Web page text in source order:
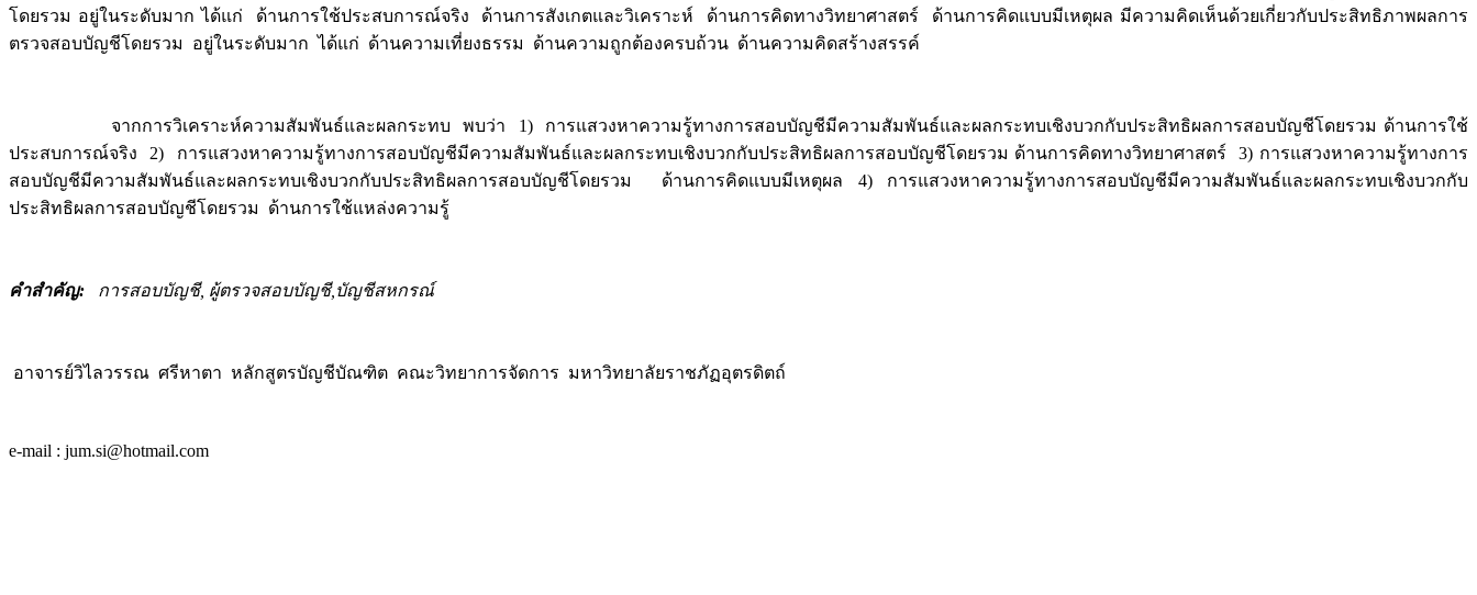
โดยรวม อยู่ในระดับมาก ได้แก่ ด้านการใช้ประสบการณ์จริง ด้านการสังเกตและวิเคราะห์ ด้านการคิดทางวิทยาศาสตร์ ด้านการคิดแบบมีเหตุผล มีความคิดเห็นด้วยเกี่ยวกับประสิทธิภาพผลการ
ตรวจสอบบัญชีโดยรวม อยู่ในระดับมาก ได้แก่ ด้านความเที่ยงธรรม ด้านความถูกต้องครบถ้วน ด้านความคิดสร้างสรรค์
จากการวิเคราะห์ความสัมพันธ์และผลกระทบ พบว่า 1) การแสวงหาความรู้ทางการสอบบัญชีมีความสัมพันธ์และผลกระทบเชิงบวกกับประสิทธิผลการสอบบัญชีโดยรวม ด้านการใช้
ประสบการณ์จริง 2) การแสวงหาความรู้ทางการสอบบัญชีมีความสัมพันธ์และผลกระทบเชิงบวกกับประสิทธิผลการสอบบัญชีโดยรวม ด้านการคิดทางวิทยาศาสตร์ 3) การแสวงหาความรู้ทางการ
สอบบัญชีมีความสัมพันธ์และผลกระทบเชิงบวกกับประสิทธิผลการสอบบัญชีโดยรวม ด้านการคิดแบบมีเหตุผล 4) การแสวงหาความรู้ทางการสอบบัญชีมีความสัมพันธ์และผลกระทบเชิงบวกกับ
ประสิทธิผลการสอบบัญชีโดยรวม ด้านการใช้แหล่งความรู้
คำสำคัญ: การสอบบัญชี, ผู้ตรวจสอบบัญชี,บัญชีสหกรณ์
อาจารย์วิไลวรรณ ศรีหาตา หลักสูตรบัญชีบัณฑิต คณะวิทยาการจัดการ มหาวิทยาลัยราชภัฏอุตรดิตถ์
e-mail : jum.si@hotmail.com